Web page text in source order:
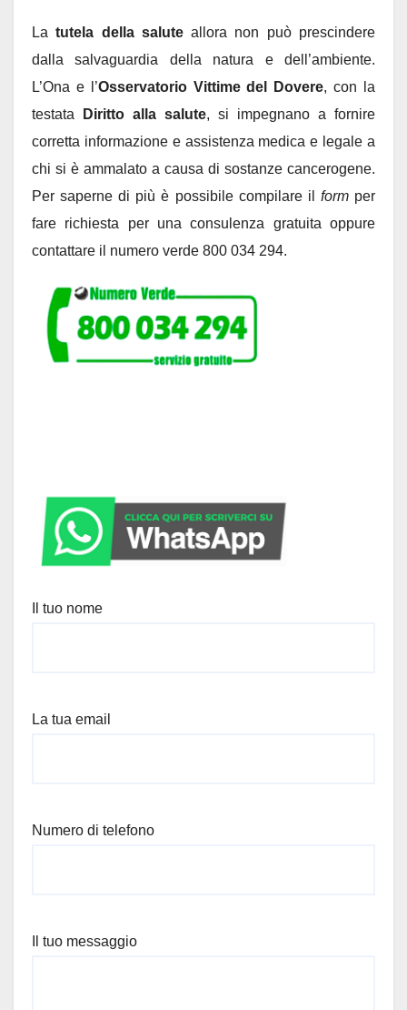
La tutela della saluteallora non può prescindere
dalla salvaguardia della natura e dell’ambiente.
L’Ona e l’Osservatorio Vittime del Dovere, con la
testata
Diritto alla salute, si impegnano a fornire
corretta informazione e assistenza medica e legale a
chi si è ammalato a causa di sostanze cancerogene.
Per saperne di più è possibile compilare il formper
fare richiesta per una consulenza gratuita oppure
contattare il numero verde 800 034 294.
Il tuo nome
La tua email
Numero di telefono
Il tuo messaggio